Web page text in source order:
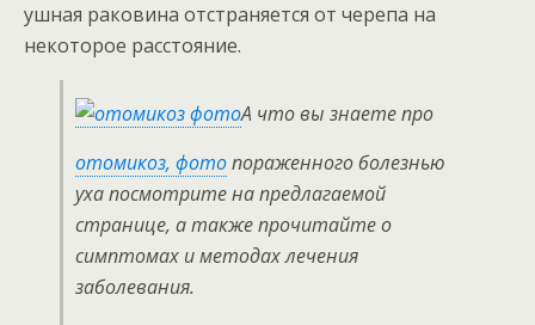
ушная раковина отстраняется от черепа на
некоторое расстояние.
А что вы знаете про
отомикоз, фотопораженного болезнью
уха посмотрите на предлагаемой
странице, а также прочитайте о
симптомах и методах лечения
заболевания.